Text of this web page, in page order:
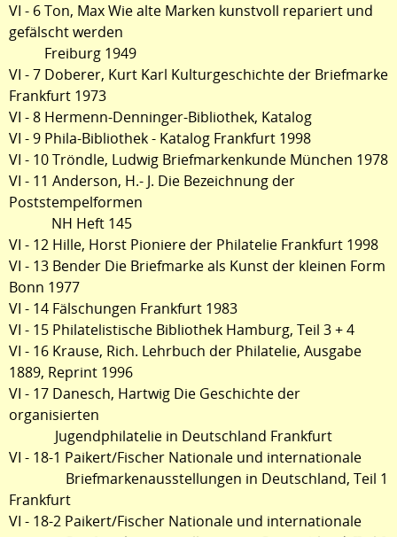
VI - 6 Ton, Max Wie alte Marken kunstvoll repariert und
gefälscht werden
Freiburg 1949
VI - 7 Doberer, Kurt Karl Kulturgeschichte der Briefmarke
Frankfurt 1973
VI - 8 Hermenn-Denninger-Bibliothek, Katalog
VI - 9 Phila-Bibliothek - Katalog Frankfurt 1998
VI - 10 Tröndle, Ludwig Briefmarkenkunde München 1978
VI - 11 Anderson, H.- J. Die Bezeichnung der
Poststempelformen
NH Heft 145
VI - 12 Hille, Horst Pioniere der Philatelie Frankfurt 1998
VI - 13 Bender Die Briefmarke als Kunst der kleinen Form
Bonn 1977
VI - 14 Fälschungen Frankfurt 1983
VI - 15 Philatelistische Bibliothek Hamburg, Teil 3 + 4
VI - 16 Krause, Rich. Lehrbuch der Philatelie, Ausgabe
1889, Reprint 1996
VI - 17 Danesch, Hartwig Die Geschichte der
organisierten
Jugendphilatelie in Deutschland Frankfurt
VI - 18-1 Paikert/Fischer Nationale und internationale
Briefmarkenausstellungen in Deutschland, Teil 1
Frankfurt
VI - 18-2 Paikert/Fischer Nationale und internationale